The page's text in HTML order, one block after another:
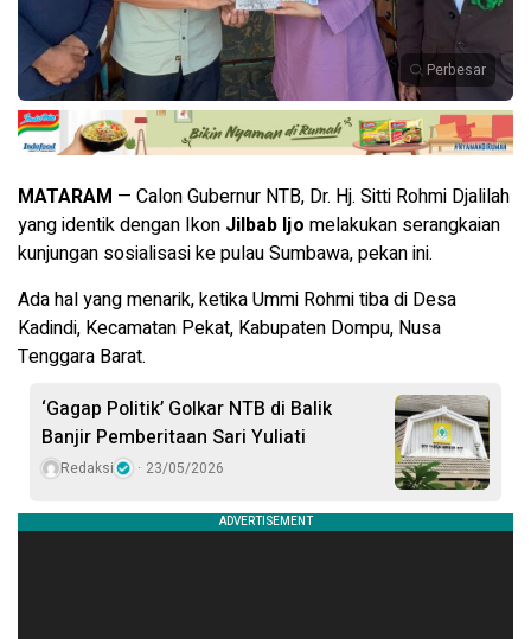
Perbesar
MATARAM — Calon Gubernur NTB, Dr. Hj. Sitti Rohmi Djalilah
yang identik dengan Ikon Jilbab Ijo melakukan serangkaian
kunjungan sosialisasi ke pulau Sumbawa, pekan ini.
Ada hal yang menarik, ketika Ummi Rohmi tiba di Desa
Kadindi, Kecamatan Pekat, Kabupaten Dompu, Nusa
Tenggara Barat.
‘Gagap Politik’ Golkar NTB di Balik
Banjir Pemberitaan Sari Yuliati
Redaksi 23/05/2026